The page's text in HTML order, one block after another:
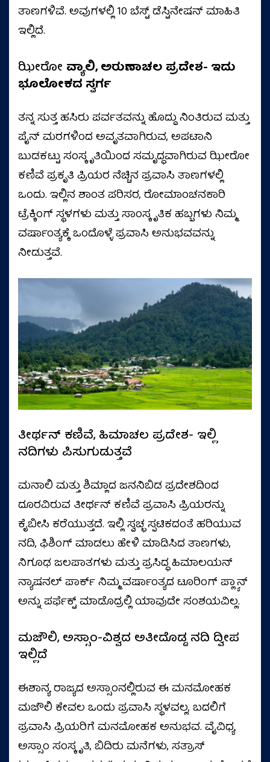
ತಾಣಗಳಿವೆ. ಅವುಗಳಲ್ಲಿ 10 ಬೆಸ್ಟ್ ಡೆಸ್ಟಿನೇಷನ್ ಮಾಹಿತಿ
ಇಲ್ಲಿದೆ.
ಝೀರೋ ವ್ಯಾಲಿ, ಅರುಣಾಚಲ ಪ್ರದೇಶ- ಇದು
ಭೂಲೋಕದ ಸ್ವರ್ಗ
ತನ್ನ ಸುತ್ತ ಹಸಿರು ಪರ್ವತವನ್ನು ಹೊದ್ದು ನಿಂತಿರುವ ಮತ್ತು
ಪೈನ್ ಮರಗಳಿಂದ ಅವೃತವಾಗಿರುವ, ಅಪಟಾನಿ
ಬುಡಕಟ್ಟು ಸಂಸ್ಕೃತಿಯಿಂದ ಸಮೃದ್ಧವಾಗಿರುವ ಝೀರೋ
ಕಣಿವೆ ಪ್ರಕೃತಿ ಪ್ರಿಯರ ನೆಚ್ಚಿನ ಪ್ರವಾಸಿ ತಾಣಗಳಲ್ಲಿ
ಒಂದು. ಇಲ್ಲಿನ ಶಾಂತ ಪರಿಸರ, ರೋಮಾಂಚನಕಾರಿ
ಟ್ರೆಕ್ಕಿಂಗ್ ಸ್ಥಳಗಳು ಮತ್ತು ಸಾಂಸ್ಕೃತಿಕ ಹಬ್ಬಗಳು ನಿಮ್ಮ
ವರ್ಷಾಂತ್ಯಕ್ಕೆ ಒಂದೊಳ್ಳೆ ಪ್ರವಾಸಿ ಅನುಭವವನ್ನು
ನೀಡುತ್ತವೆ.
ತೀರ್ಥನ್ ಕಣಿವೆ, ಹಿಮಾಚಲ ಪ್ರದೇಶ- ಇಲ್ಲಿ
ನದಿಗಳು ಪಿಸುಗುಡುತ್ತವೆ
ಮನಾಲಿ ಮತ್ತು ಶಿಮ್ಲಾದ ಜನನಿಬಿಡ ಪ್ರದೇಶದಿಂದ
ದೂರವಿರುವ ತೀರ್ಥನ್ ಕಣಿವೆ ಪ್ರವಾಸಿ ಪ್ರಿಯರನ್ನು
ಕೈಬೀಸಿ ಕರೆಯುತ್ತದೆ. ಇಲ್ಲಿ ಸ್ವಚ್ಛ ಸ್ಪಟಿಕದಂತೆ ಹರಿಯುವ
ನದಿ, ಫಿಶಿಂಗ್ ಮಾಡಲು ಹೇಳಿ ಮಾಡಿಸಿದ ತಾಣಗಳು,
ನಿಗೂಢ ಜಲಪಾತಗಳು ಮತ್ತು ಪ್ರಸಿದ್ಧ ಹಿಮಾಲಯನ್
ನ್ಯಾಷನಲ್ ಪಾರ್ಕ್ ನಿಮ್ಮ ವರ್ಷಾಂತ್ಯದ ಟೂರಿಂಗ್ ಪ್ಲ್ಯಾನ್‌
ಅನ್ನು ಪರ್ಫೆಕ್ಟ್ ಮಾಡೊದ್ರಲ್ಲಿ ಯಾವುದೇ ಸಂಶಯವಿಲ್ಲ.
ಮಜೌಲಿ, ಅಸ್ಸಾಂ-ವಿಶ್ವದ ಅತೀದೊಡ್ಡ ನದಿ ದ್ವೀಪ
ಇಲ್ಲಿದೆ
ಈಶಾನ್ಯ ರಾಜ್ಯದ ಅಸ್ಸಾಂನಲ್ಲಿರುವ ಈ ಮನಮೋಹಕ
ಮಜೌಲಿ ಕೇವಲ ಒಂದು ಪ್ರವಾಸಿ ಸ್ಥಳವಲ್ಲ, ಬದಲಿಗೆ
ಪ್ರವಾಸಿ ಪ್ರಿಯರಿಗೆ ಮನಮೋಹಕ ಅನುಭವ. ವೈವಿಧ್ಯ
ಅಸ್ಸಾಂ ಸಂಸ್ಕೃತಿ, ಬಿದಿರು ಮನೆಗಳು, ಸತ್ರಾಸ್